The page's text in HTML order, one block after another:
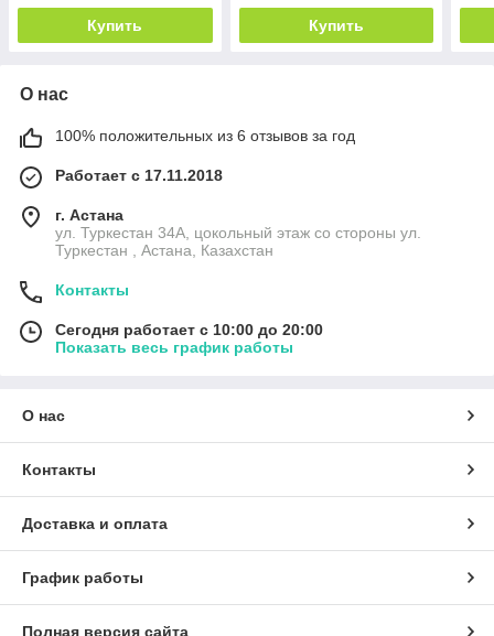
Купить Купить
О нас
100% положительных из 6 отзывов за год
Работает с 17.11.2018
г. Астана
ул. Туркестан 34А, цокольный этаж со стороны ул.
Туркестан , Астана, Казахстан
Контакты
Сегодня работает с 10:00 до 20:00
Показать весь график работы
О нас
Контакты
Доставка и оплата
График работы
Полная версия сайта